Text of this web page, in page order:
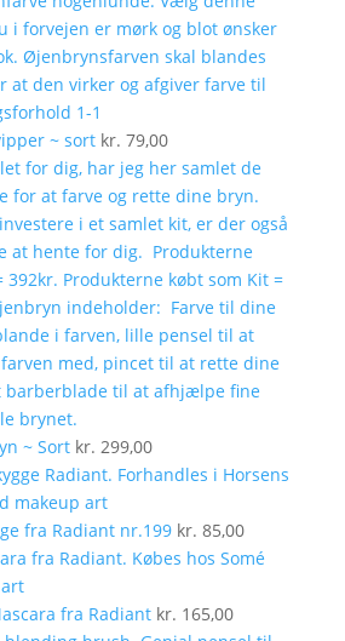
~ sort kr. 79,00
~ Sort kr. 299,00
fra Radiant nr.199 kr. 85,00
fra Radiant kr. 165,00